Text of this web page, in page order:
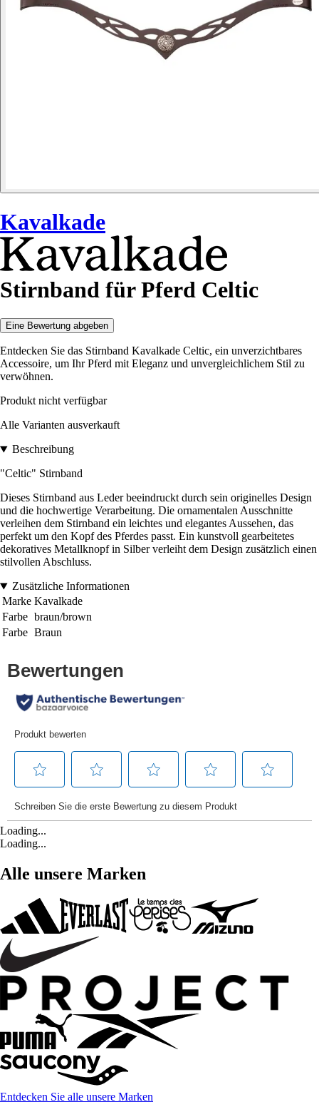
Kavalkade
Stirnband für Pferd Celtic
Eine Bewertung abgeben
Entdecken Sie das Stirnband Kavalkade Celtic, ein unverzichtbares
Accessoire, um Ihr Pferd mit Eleganz und unvergleichlichem Stil zu
verwöhnen.
Produkt nicht verfügbar
Alle Varianten ausverkauft
Beschreibung
"Celtic" Stirnband
Dieses Stirnband aus Leder beeindruckt durch sein originelles Design
und die hochwertige Verarbeitung. Die ornamentalen Ausschnitte
verleihen dem Stirnband ein leichtes und elegantes Aussehen, das
perfekt um den Kopf des Pferdes passt. Ein kunstvoll gearbeitetes
dekoratives Metallknopf in Silber verleiht dem Design zusätzlich einen
stilvollen Abschluss.
Zusätzliche Informationen
Marke Kavalkade
Farbe braun/brown
Farbe Braun
Loading...
Loading...
Alle unsere Marken
Entdecken Sie alle unsere Marken